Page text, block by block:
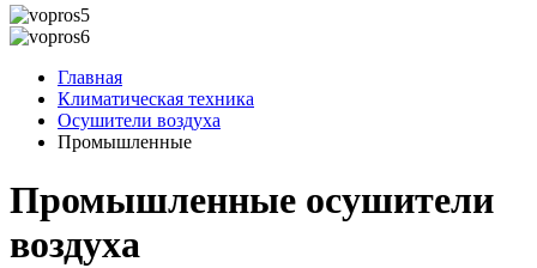
Главная
Климатическая техника
Осушители воздуха
Промышленные
Промышленные осушители
воздуха